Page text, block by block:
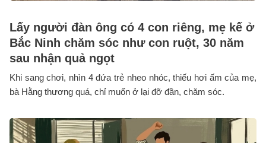
Lấy người đàn ông có 4 con riêng, mẹ kế ở
Bắc Ninh chăm sóc như con ruột, 30 năm
sau nhận quả ngọt
Khi sang chơi, nhìn 4 đứa trẻ nheo nhóc, thiếu hơi ấm của mẹ,
bà Hằng thương quá, chỉ muốn ở lại đỡ đần, chăm sóc.